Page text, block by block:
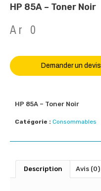
HP 85A – Toner Noir
Ar 0
Demander un devis
HP 85A – Toner Noir
Catégorie : Consommables
Description Avis (0)